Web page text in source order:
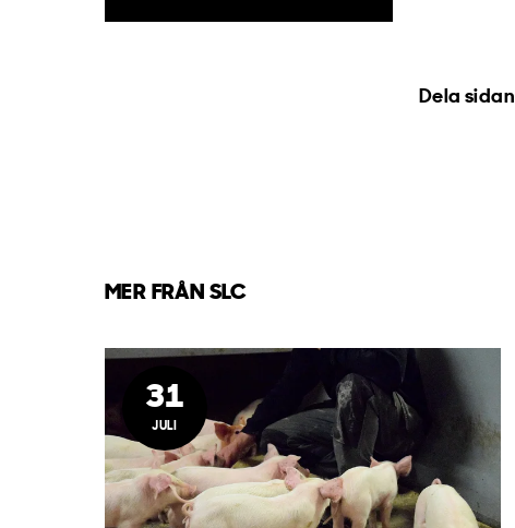
Dela sidan
MER FRÅN SLC
31
JULI